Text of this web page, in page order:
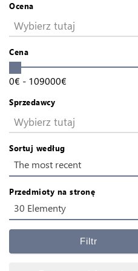
Ocena
Wybierz tutaj
Cena
0€ - 109000€
Sprzedawcy
Wybierz tutaj
Sortuj według
The most recent
Przedmioty na stronę
30 Elementy
Filtr